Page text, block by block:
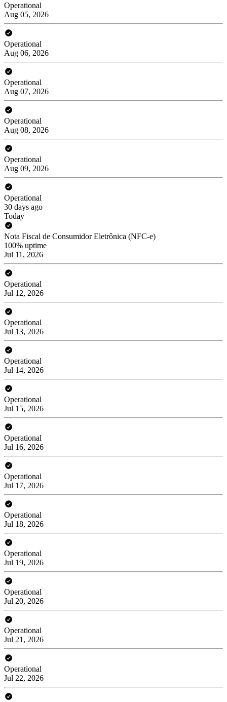
Operational
Aug 05, 2026
Operational
Aug 06, 2026
Operational
Aug 07, 2026
Operational
Aug 08, 2026
Operational
Aug 09, 2026
Operational
30 days ago
Today
Nota Fiscal de Consumidor Eletrônica (NFC-e)
100% uptime
Jul 11, 2026
Operational
Jul 12, 2026
Operational
Jul 13, 2026
Operational
Jul 14, 2026
Operational
Jul 15, 2026
Operational
Jul 16, 2026
Operational
Jul 17, 2026
Operational
Jul 18, 2026
Operational
Jul 19, 2026
Operational
Jul 20, 2026
Operational
Jul 21, 2026
Operational
Jul 22, 2026